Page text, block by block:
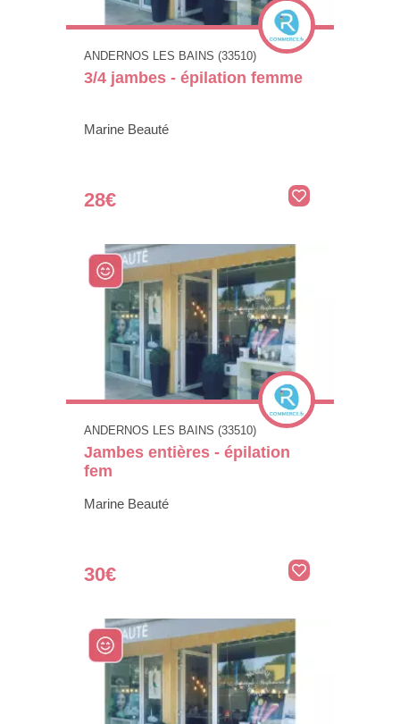
ANDERNOS LES BAINS (33510)
3/4 jambes - épilation femme
Marine Beauté
28€
ANDERNOS LES BAINS (33510)
Jambes entières - épilation
fem
Marine Beauté
30€